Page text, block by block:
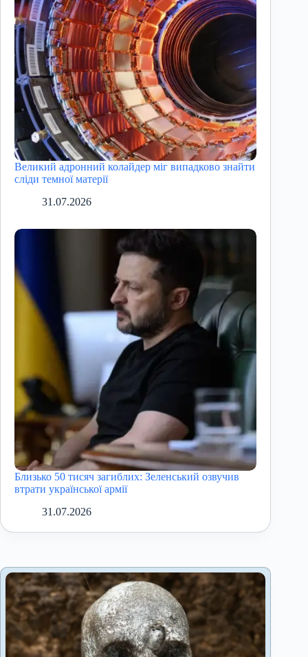
Великий адронний колайдер міг випадково знайти
сліди темної матерії
31.07.2026
Близько 50 тисяч загиблих: Зеленський озвучив
втрати української армії
31.07.2026